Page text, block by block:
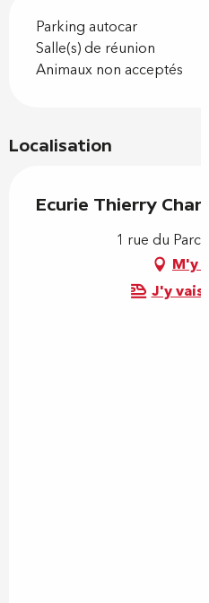
Parking autocar
Salle(s) de réunion
Animaux non acceptés
Localisation
Ecurie Thierry
1 rue du Parc,
M'y
J'y vais